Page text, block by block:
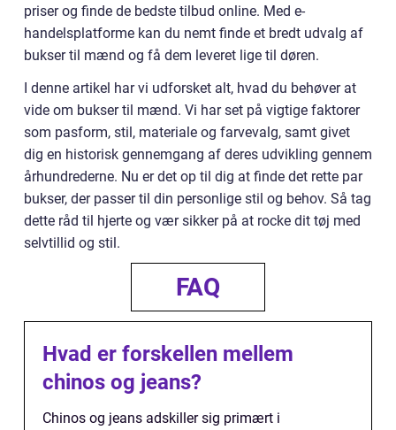
priser og finde de bedste tilbud online. Med e-
handelsplatforme kan du nemt finde et bredt udvalg af
bukser til mænd og få dem leveret lige til døren.
I denne artikel har vi udforsket alt, hvad du behøver at
vide om bukser til mænd. Vi har set på vigtige faktorer
som pasform, stil, materiale og farvevalg, samt givet
dig en historisk gennemgang af deres udvikling gennem
århundrederne. Nu er det op til dig at finde det rette par
bukser, der passer til din personlige stil og behov. Så tag
dette råd til hjerte og vær sikker på at rocke dit tøj med
selvtillid og stil.
FAQ
Hvad er forskellen mellem
chinos og jeans?
Chinos og jeans adskiller sig primært i